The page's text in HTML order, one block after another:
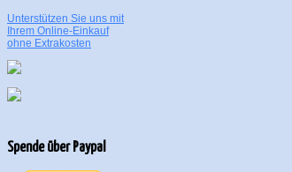
Unterstützen Sie uns mit
Ihrem Online-Einkauf
ohne Extrakosten
Spende über Paypal